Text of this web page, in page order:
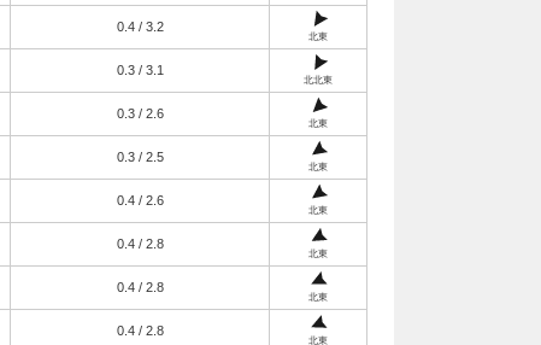
0.4 / 3.2
北東
0.3 / 3.1
北北東
0.3 / 2.6
北東
0.3 / 2.5
北東
0.4 / 2.6
北東
0.4 / 2.8
北東
0.4 / 2.8
北東
0.4 / 2.8
北東